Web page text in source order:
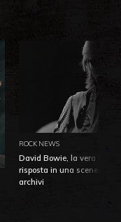
ROCK NEWS
David Bowie, la vera
risposta in una
archivi